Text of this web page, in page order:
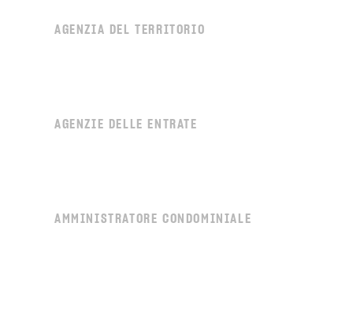
AGENZIA DEL TERRITORIO
AGENZIE DELLE ENTRATE
AMMINISTRATORE CONDOMINIALE